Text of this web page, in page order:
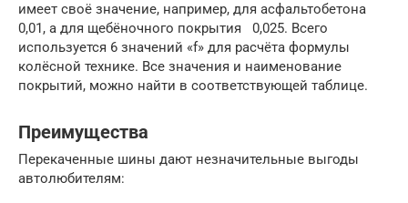
имеет своё значение, например, для асфальтобетона
0,01, а для щебёночного покрытия 0,025. Всего
используется 6 значений «f» для расчёта формулы
колёсной технике. Все значения и наименование
покрытий, можно найти в соответствующей таблице.
Преимущества
Перекаченные шины дают незначительные выгоды
автолюбителям: